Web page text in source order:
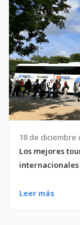
18 de diciembre
Los mejores
internacionales
Leer más